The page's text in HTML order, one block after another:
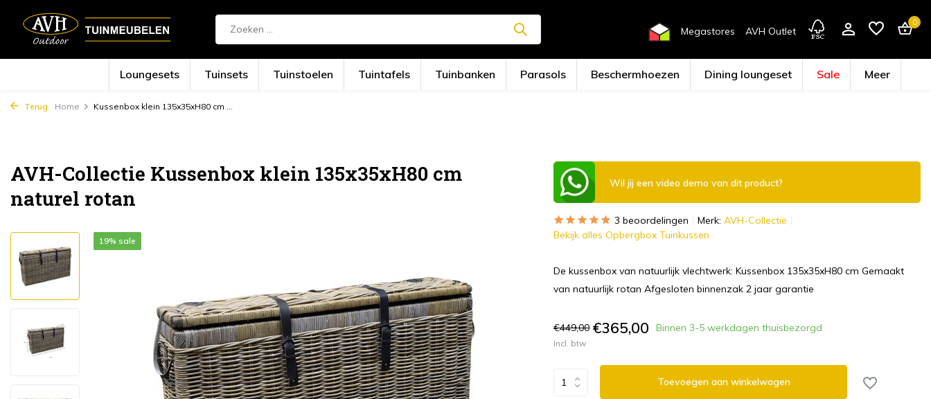
Megastores AVH Outlet
0
Loungesets Tuinsets Tuinstoelen Tuintafels Tuinbanken Parasols Beschermhoezen Dining loungeset Sale Meer
Terug Home Kussenbox klein 135x35xH80 cm ...
AVH-Collectie Kussenbox klein 135x35xH80 cm
naturel rotan
19% sale
Wil jij een video demo van dit product?
3 beoordelingen Merk: AVH-Collectie
Bekijk alles Opbergbox Tuinkussen
De kussenbox van natuurlijk vlechtwerk: Kussenbox 135x35xH80 cm Gemaakt
van natuurlijk rotan Afgesloten binnenzak 2 jaar garantie
€449,00 €365,00 Binnen 3-5 werkdagen thuisbezorgd
Incl. btw
Toevoegen aan winkelwagen